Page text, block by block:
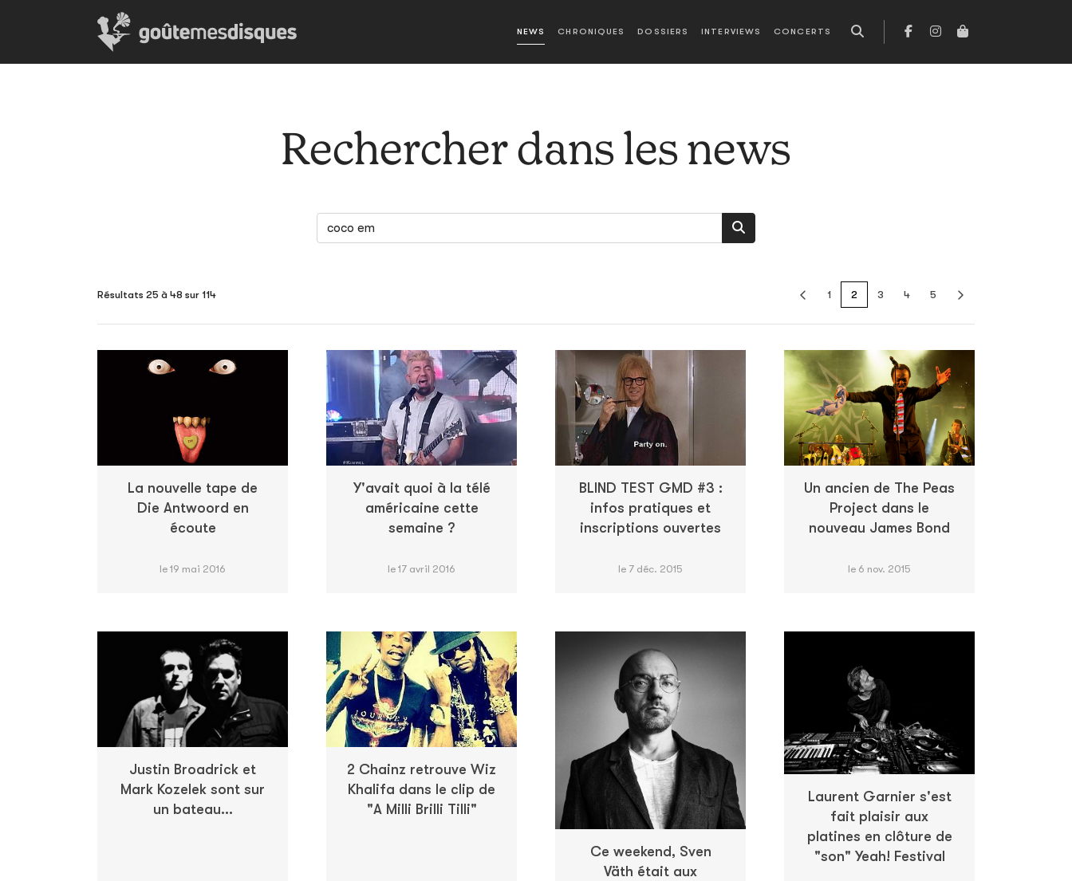
NEWS CHRONIQUES DOSSIERS INTERVIEWS CONCERTS
Rechercher dans les news
Résultats 25 à 48 sur 114 1 2 3 4 5
La nouvelle tape de
Die Antwoord en
écoute
le 19 mai 2016
Y'avait quoi à la télé
américaine cette
semaine ?
le 17 avril 2016
BLIND TEST GMD #3 :
infos pratiques et
inscriptions ouvertes
le 7 déc. 2015
Un ancien de The Peas
Project dans le
nouveau James Bond
le 6 nov. 2015
Justin Broadrick et
Mark Kozelek sont sur
un bateau...
2 Chainz retrouve Wiz
Khalifa dans le clip de
"A Milli Brilli Tilli"
Ce weekend, Sven
Väth était aux
Laurent Garnier s'est
fait plaisir aux
platines en clôture de
"son" Yeah! Festival